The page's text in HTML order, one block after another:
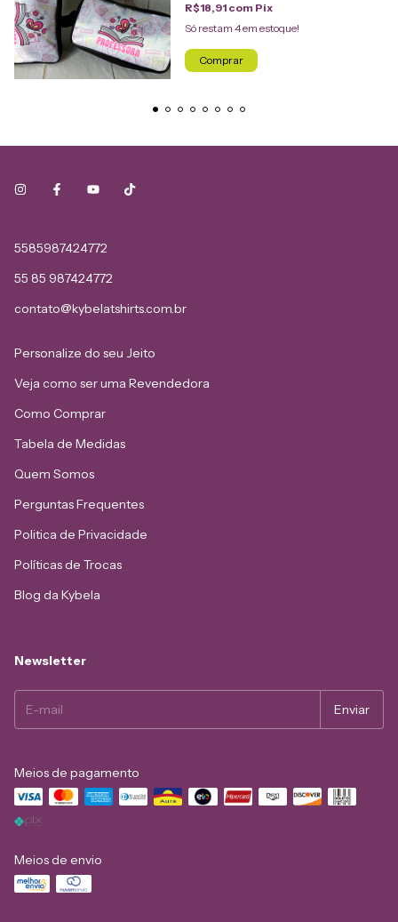
R$18,91 com Pix
Só restam 4em estoque!
5585987424772
55 85 987424772
contato@kybelatshirts.com.br
Personalize do seu Jeito
Veja como ser uma Revendedora
Como Comprar
Tabela de Medidas
Quem Somos
Perguntas Frequentes
Politica de Privacidade
Políticas de Trocas
Blog da Kybela
Newsletter
Meios de pagamento
Meios de envio